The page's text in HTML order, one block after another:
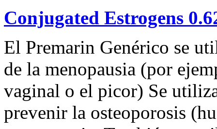
Conjugated Estrogens
El Premarin Genérico se
de la menopausia (por
vaginal o el picor) Se
prevenir la osteoporosis